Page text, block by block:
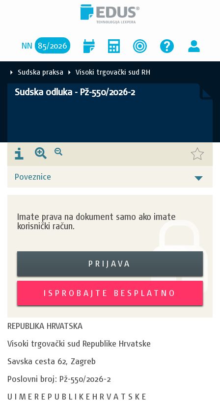
NN 85/2026
Sudska praksa Visoki trgovački sud RH
Sudska odluka - Pž-550/2026-2
Poveznice
Imate prava na dokument samo ako imate
korisnički račun.
PRIJAVA
ISPROBAJTE BESPLATNO
REPUBLIKA HRVATSKA
Visoki trgovački sud Republike Hrvatske
Savska cesta 62, Zagreb
Poslovni broj: Pž-550/2026-2
U I M E R E P U B L I K E H R V A T S K E